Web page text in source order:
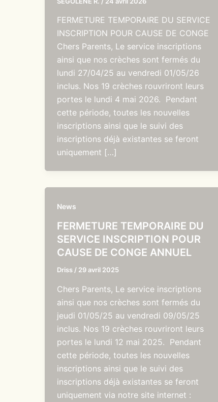
FERMETURE TEMPORAIRE DU SERVICE
INSCRIPTION POUR CAUSE DE CONGE
Chers Parents, Le service inscriptions
ainsi que nos crèches sont fermés du
lundi 27/04/25 au vendredi 01/05/26
inclus. Nos 19 crèches rouvriront leurs
portes le lundi 4 mai 2026. Pendant
cette période, toutes les nouvelles
inscriptions ainsi que le suivi des
inscriptions déjà existantes se feront
uniquement […]
News
FERMETURE TEMPORAIRE DU
SERVICE INSCRIPTION POUR
CAUSE DE CONGE ANNUEL
Driss / 29 avril 2025
Chers Parents, Le service inscriptions
ainsi que nos crèches sont fermés du
jeudi 01/05/25 au vendredi 09/05/25
inclus. Nos 19 crèches rouvriront leurs
portes le lundi 12 mai 2025. Pendant
cette période, toutes les nouvelles
inscriptions ainsi que le suivi des
inscriptions déjà existantes se feront
uniquement via notre site internet :